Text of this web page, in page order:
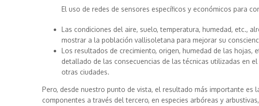
El uso de redes de sensores específicos y económicos para
Las condiciones del aire, suelo, temperatura, humedad, etc.,
mostrar a la población vallisoletana para mejorar su
Los resultados de crecimiento, origen, humedad de las hojas,
detallado de las consecuencias de las técnicas utilizadas en
otras ciudades.
Pero, desde nuestro punto de vista, el resultado más importante es
componentes a través del tercero, en especies arbóreas y